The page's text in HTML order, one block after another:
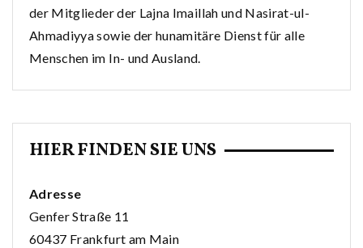
der Mitglieder der Lajna Imaillah und Nasirat-ul-
Ahmadiyya sowie der hunamitäre Dienst für alle
Menschen im In- und Ausland.
HIER FINDEN SIE UNS
Adresse
Genfer Straße 11
60437 Frankfurt am Main